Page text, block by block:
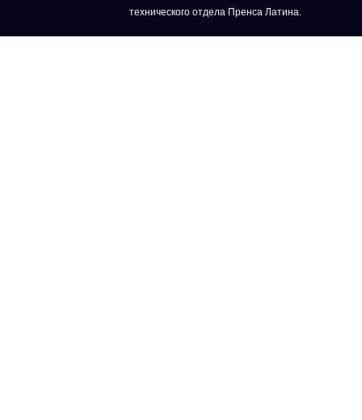
технического отдела Пренса Латина.